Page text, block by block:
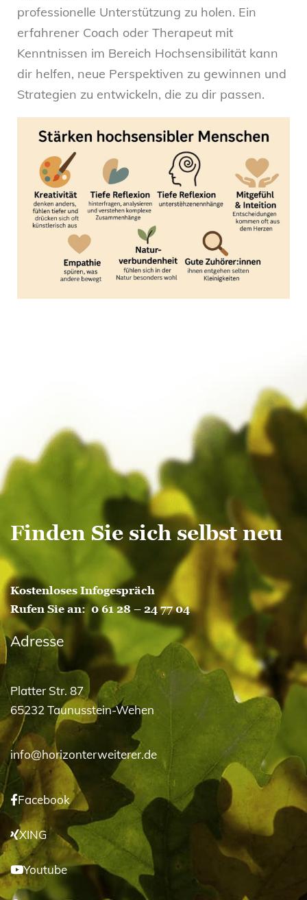
professionelle Unterstützung zu holen. Ein
erfahrener Coach oder Therapeut mit
Kenntnissen im Bereich Hochsensibilität kann
dir helfen, neue Perspektiven zu gewinnen und
Strategien zu entwickeln, die zu dir passen.
Finden Sie sich selbst neu
Kostenloses Infogespräch
Rufen Sie an: 0 61 28 – 24 77 04
Adresse
Platter Str. 87
65232 Taunusstein-Wehen
info@horizonterweiterer.de
Facebook
XING
Youtube